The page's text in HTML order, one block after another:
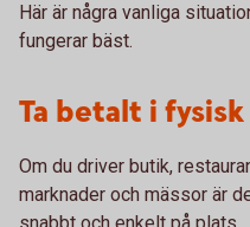
Här är några vanliga
fungerar bäst.
Ta betalt i
Om du driver butik,
marknader och mässor är